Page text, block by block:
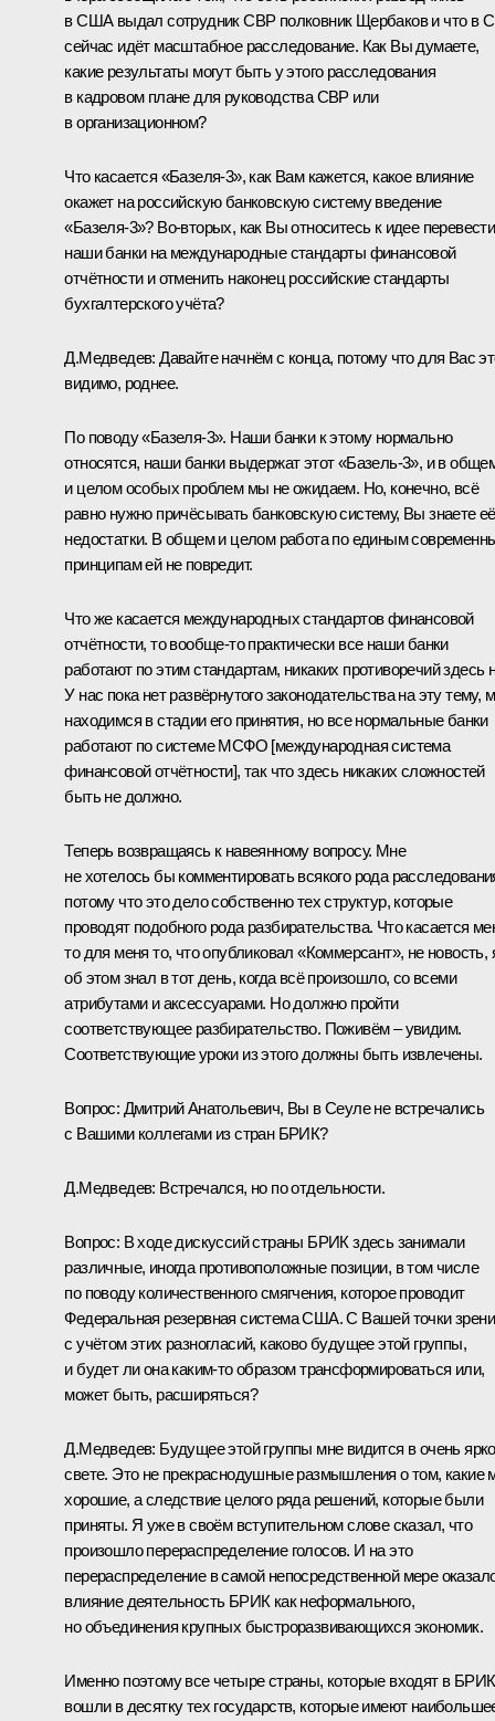
в США выдал сотрудник СВР полковник Щербаков и что в
сейчас идёт масштабное расследование. Как Вы думаете,
какие результаты могут быть у этого расследования
в кадровом плане для руководства СВР или
в организационном?
Что касается «Базеля-3», как Вам кажется, какое влияние
окажет на российскую банковскую систему введение
«Базеля-3»? Во‑вторых, как Вы относитесь к идее перевести
наши банки на международные стандарты финансовой
отчётности и отменить наконец российские стандарты
бухгалтерского учёта?
Д.Медведев:Давайте начнём с конца, потому что для Вас
видимо, роднее.
По поводу «Базеля-3». Наши банки к этому нормально
относятся, наши банки выдержат этот «Базель-3», и в
и целом особых проблем мы не ожидаем. Но, конечно, всё
равно нужно причёсывать банковскую систему, Вы знаете её
недостатки. В общем и целом работа по единым
принципам ей не повредит.
Что же касается международных стандартов финансовой
отчётности, то вообще‑то практически все наши банки
работают по этим стандартам, никаких противоречий здесь
У нас пока нет развёрнутого законодательства на эту тему,
находимся в стадии его принятия, но все нормальные банки
работают по системе МСФО [международная система
финансовой отчётности], так что здесь никаких сложностей
быть не должно.
Теперь возвращаясь к навеянному вопросу. Мне
не хотелось бы комментировать всякого рода
потому что это дело собственно тех структур, которые
проводят подобного рода разбирательства. Что касается
то для меня то, что опубликовал «Коммерсант», не новость,
об этом знал в тот день, когда всё произошло, со всеми
атрибутами и аксессуарами. Но должно пройти
соответствующее разбирательство. Поживём – увидим.
Соответствующие уроки из этого должны быть извлечены.
Вопрос: Дмитрий Анатольевич, Вы в Сеуле не встречались
с Вашими коллегами из стран БРИК?
Д.Медведев: Встречался, но по отдельности.
Вопрос: В ходе дискуссий страны БРИК здесь занимали
различные, иногда противоположные позиции, в том числе
по поводу количественного смягчения, которое проводит
Федеральная резервная система США. С Вашей точки
с учётом этих разногласий, каково будущее этой группы,
и будет ли она каким‑то образом трансформироваться или,
может быть, расширяться?
Д.Медведев: Будущее этой группы мне видится в очень
свете. Это не прекраснодушные размышления о том, какие
хорошие, а следствие целого ряда решений, которые были
приняты. Я уже в своём вступительном слове сказал, что
произошло перераспределение голосов. И на это
перераспределение в самой непосредственной мере
влияние деятельность БРИК как неформального,
но объединения крупных быстроразвивающихся экономик.
Именно поэтому все четыре страны, которые входят в
вошли в десятку тех государств, которые имеют